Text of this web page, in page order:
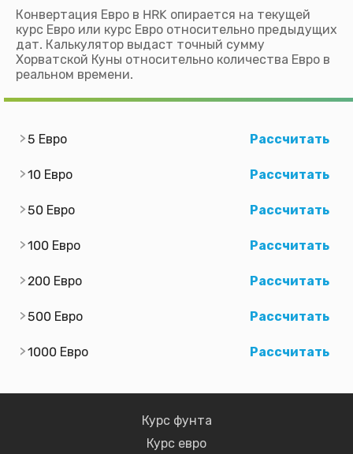
Конвертация Евро в HRK опирается на текущей
курс Евро или курс Евро относительно предыдущих
дат. Калькулятор выдаст точный сумму
Хорватской Куны относительно количества Евро в
реальном времени.
5 Евро Рассчитать
10 Евро Рассчитать
50 Евро Рассчитать
100 Евро Рассчитать
200 Евро Рассчитать
500 Евро Рассчитать
1000 Евро Рассчитать
Курс фунта
Курс евро